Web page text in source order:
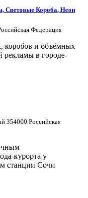
Световые Короба, Неон
Федерация
коробов и объёмных
рекламы в городе-
354000 Российская
курорта у
станции Сочи